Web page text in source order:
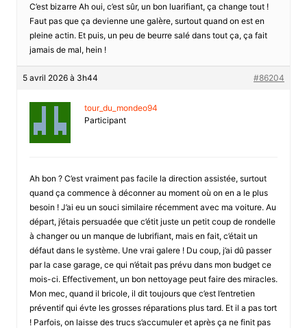
C’est bizarre Ah oui, c’est sûr, un bon luarifiant, ça change tout !
Faut pas que ça devienne une galère, surtout quand on est en
pleine actin. Et puis, un peu de beurre salé dans tout ça, ça fait
jamais de mal, hein !
5 avril 2026 à 3h44 #86204
tour_du_mondeo94
Participant
Ah bon ? C’est vraiment pas facile la direction assistée, surtout
quand ça commence à déconner au moment où on en a le plus
besoin ! J’ai eu un souci similaire récemment avec ma voiture. Au
départ, j’étais persuadée que c’étit juste un petit coup de rondelle
à changer ou un manque de lubrifiant, mais en fait, c’était un
défaut dans le système. Une vrai galere ! Du coup, j’ai dû passer
par la case garage, ce qui n’était pas prévu dans mon budget ce
mois-ci. Effectivement, un bon nettoyage peut faire des miracles.
Mon mec, quand il bricole, il dit toujours que c’est l’entretien
préventif qui évte les grosses réparations plus tard. Et il a pas tort
! Parfois, on laisse des trucs s’accumuler et après ça ne finit pas